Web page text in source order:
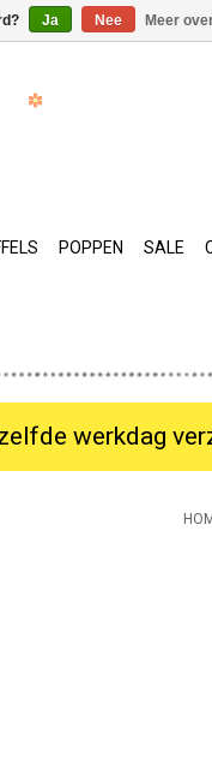
POPPEN SALE
Ja Nee Meer